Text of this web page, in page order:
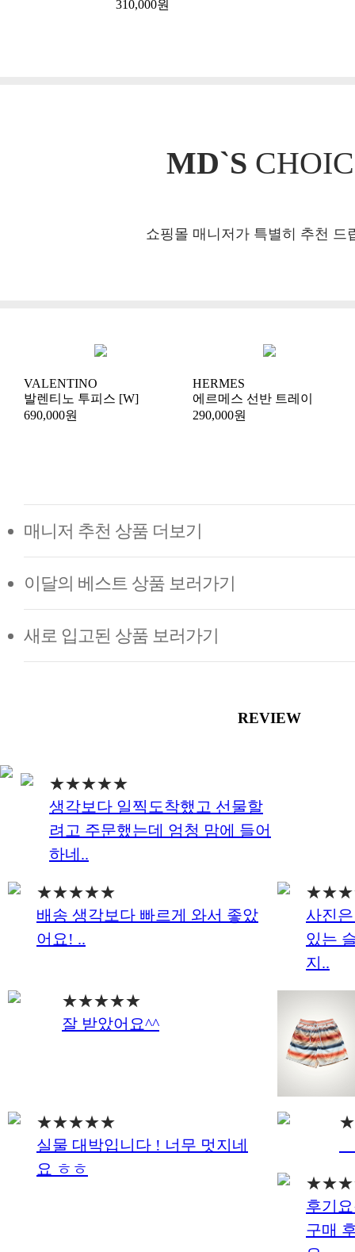
310,000원
MD`S
쇼핑몰 매니저가 특별히 추천 드
VALENTINO
발렌티노 투피스 [W]
690,000원
HERMES
에르메스 선반 트레이
290,000원
매니저 추천 상품 더보기
이달의 베스트 상품 보러가기
새로 입고된 상품 보러가기
REVIEW
★★★★★
하네..
★★★★★
어요! ..
지..
★★★★★
잘 받았어요^^
★★★★★
요 ㅎㅎ